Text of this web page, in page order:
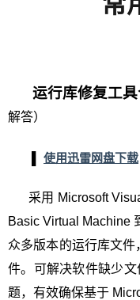
运行库修复工
解答）
使用迅雷网盘下载
采用 Microsoft
Basic Virtual Machine
众多版本的运行库文
件。可解决软件缺少
题，有效确保基于